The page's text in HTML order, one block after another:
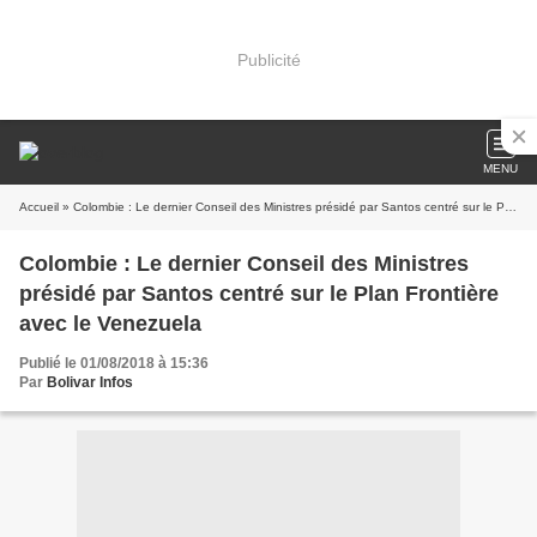
Publicité
MENU
Accueil » Colombie : Le dernier Conseil des Ministres présidé par Santos centré sur le Plan Frontière avec le Venezuela
Colombie : Le dernier Conseil des Ministres
présidé par Santos centré sur le Plan Frontière
avec le Venezuela
Publié le 01/08/2018 à 15:36
Par Bolivar Infos